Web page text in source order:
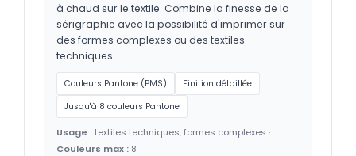
à chaud sur le textile. Combine la finesse de la
sérigraphie avec la possibilité d'imprimer sur
des formes complexes ou des textiles
techniques.
Couleurs Pantone (PMS)
Finition détaillée
Jusqu'à 8 couleurs Pantone
Usage :textiles techniques, formes complexes ·
Couleurs max : 8